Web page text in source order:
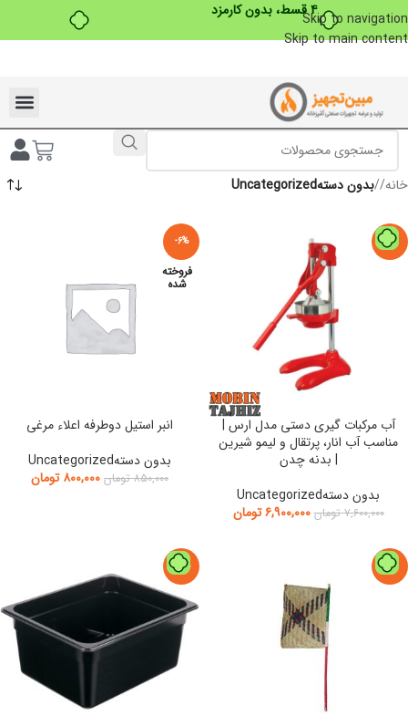
بدون ضامن، بدون سودSkip to navigation
Skip to main contentتخفیفات ویژه به مناسبت ماه محرم
خانه/ بدون دستهUncategorized
-9%
آب مرکبات گیری دستی مدل ارس |
مناسب آب انار، پرتقال و لیمو شیرین
| بدنه چدن
بدون دستهUncategorized
۷,۶۰۰,۰۰۰ تومان ۶,۹۰۰,۰۰۰ تومان
-6%
فروخته
شده
انبر استیل دوطرفه اعلاء مرغی
بدون دستهUncategorized
۸۵۰,۰۰۰ تومان ۸۰۰,۰۰۰ تومان
-9%
-24%